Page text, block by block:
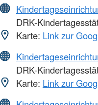
DRK-
Karte: Link zur
DRK-
Karte: Link zur